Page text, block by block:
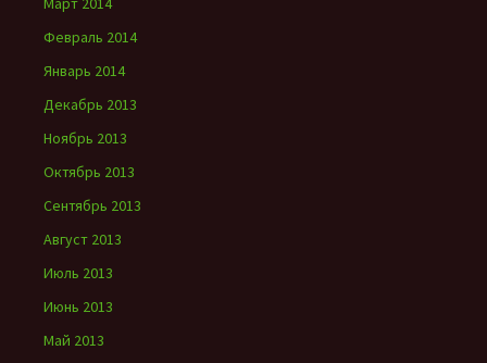
Февраль 2014
Январь 2014
Декабрь 2013
Ноябрь 2013
Октябрь 2013
Сентябрь 2013
Август 2013
Июль 2013
Июнь 2013
Май 2013